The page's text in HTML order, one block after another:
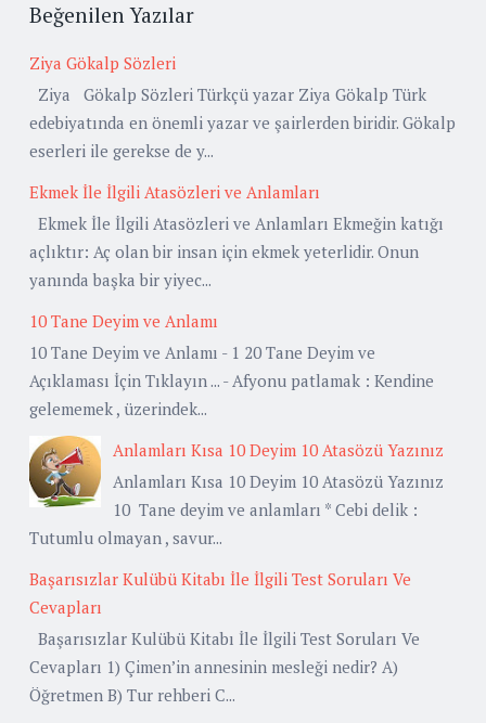
Beğenilen Yazılar
Ziya Gökalp Sözleri
Ziya Gökalp Sözleri Türkçü yazar Ziya Gökalp Türk
edebiyatında en önemli yazar ve şairlerden biridir. Gökalp
eserleri ile gerekse de y...
Ekmek İle İlgili Atasözleri ve Anlamları
Ekmek İle İlgili Atasözleri ve Anlamları Ekmeğin katığı
açlıktır: Aç olan bir insan için ekmek yeterlidir. Onun
yanında başka bir yiyec...
10 Tane Deyim ve Anlamı
10 Tane Deyim ve Anlamı - 1 20 Tane Deyim ve
Açıklaması İçin Tıklayın ... - Afyonu patlamak : Kendine
gelememek , üzerindek...
Anlamları Kısa 10 Deyim 10 Atasözü Yazınız
Anlamları Kısa 10 Deyim 10 Atasözü Yazınız
10 Tane deyim ve anlamları * Cebi delik :
Tutumlu olmayan , savur...
Başarısızlar Kulübü Kitabı İle İlgili Test Soruları Ve
Cevapları
Başarısızlar Kulübü Kitabı İle İlgili Test Soruları Ve
Cevapları 1) Çimen’in annesinin mesleği nedir? A)
Öğretmen B) Tur rehberi C...